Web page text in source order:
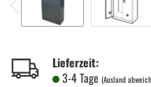
Lieferzeit:
3-4 Tage (Ausland